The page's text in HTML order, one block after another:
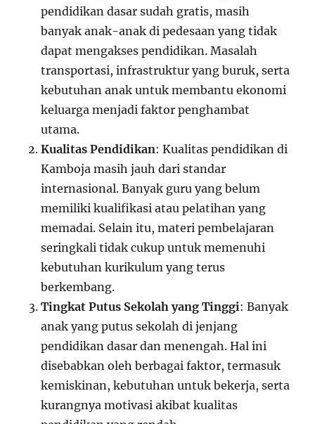
pendidikan dasar sudah gratis, masih
banyak anak-anak di pedesaan yang tidak
dapat mengakses pendidikan. Masalah
transportasi, infrastruktur yang buruk, serta
kebutuhan anak untuk membantu ekonomi
keluarga menjadi faktor penghambat
utama.
Kualitas Pendidikan: Kualitas pendidikan di
Kamboja masih jauh dari standar
internasional. Banyak guru yang belum
memiliki kualifikasi atau pelatihan yang
memadai. Selain itu, materi pembelajaran
seringkali tidak cukup untuk memenuhi
kebutuhan kurikulum yang terus
berkembang.
Tingkat Putus Sekolah yang Tinggi: Banyak
anak yang putus sekolah di jenjang
pendidikan dasar dan menengah. Hal ini
disebabkan oleh berbagai faktor, termasuk
kemiskinan, kebutuhan untuk bekerja, serta
kurangnya motivasi akibat kualitas